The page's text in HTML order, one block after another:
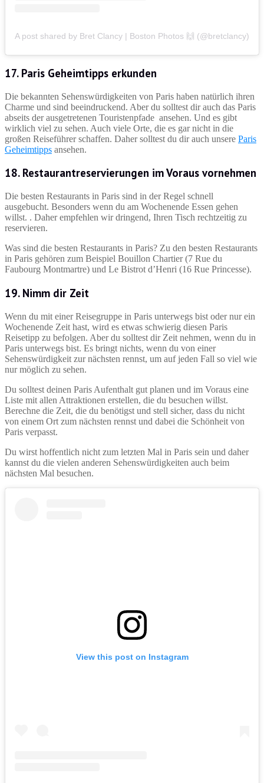
A post shared by Bret Clancy | Boston Photos 🙌 (@bretclancy)
17. Paris Geheimtipps erkunden
Die bekannten Sehenswürdigkeiten von Paris haben natürlich ihren
Charme und sind beeindruckend. Aber du solltest dir auch das Paris
abseits der ausgetretenen Touristenpfade ansehen. Und es gibt
wirklich viel zu sehen. Auch viele Orte, die es gar nicht in die
großen Reiseführer schaffen. Daher solltest du dir auch unsere Paris
Geheimtipps ansehen.
18. Restaurantreservierungen im Voraus vornehmen
Die besten Restaurants in Paris sind in der Regel schnell
ausgebucht. Besonders wenn du am Wochenende Essen gehen
willst. . Daher empfehlen wir dringend, Ihren Tisch rechtzeitig zu
reservieren.
Was sind die besten Restaurants in Paris? Zu den besten Restaurants
in Paris gehören zum Beispiel Bouillon Chartier (7 Rue du
Faubourg Montmartre) und Le Bistrot d’Henri (16 Rue Princesse).
19. Nimm dir Zeit
Wenn du mit einer Reisegruppe in Paris unterwegs bist oder nur ein
Wochenende Zeit hast, wird es etwas schwierig diesen Paris
Reisetipp zu befolgen. Aber du solltest dir Zeit nehmen, wenn du in
Paris unterwegs bist. Es bringt nichts, wenn du von einer
Sehenswürdigkeit zur nächsten rennst, um auf jeden Fall so viel wie
nur möglich zu sehen.
Du solltest deinen Paris Aufenthalt gut planen und im Voraus eine
Liste mit allen Attraktionen erstellen, die du besuchen willst.
Berechne die Zeit, die du benötigst und stell sicher, dass du nicht
von einem Ort zum nächsten rennst und dabei die Schönheit von
Paris verpasst.
Du wirst hoffentlich nicht zum letzten Mal in Paris sein und daher
kannst du die vielen anderen Sehenswürdigkeiten auch beim
nächsten Mal besuchen.
View this post on Instagram